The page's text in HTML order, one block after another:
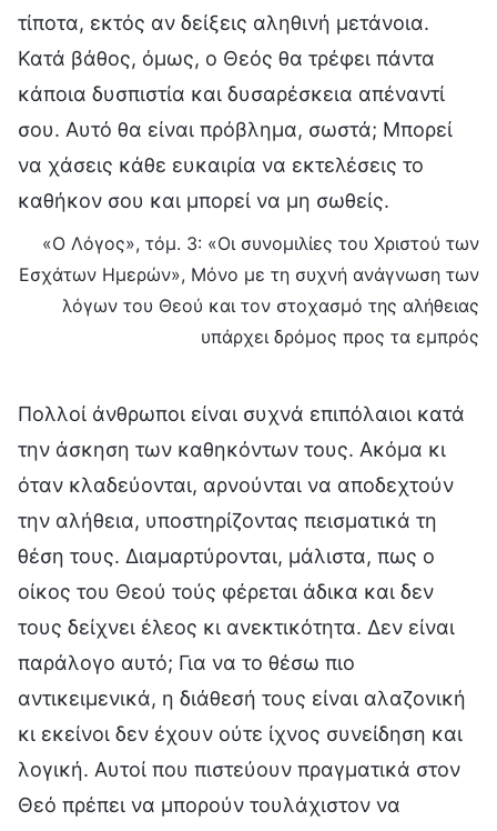
τίποτα, εκτός αν δείξεις αληθινή μετάνοια.
Κατά βάθος, όμως, ο Θεός θα τρέφει πάντα
κάποια δυσπιστία και δυσαρέσκεια απέναντί
σου. Αυτό θα είναι πρόβλημα, σωστά; Μπορεί
να χάσεις κάθε ευκαιρία να εκτελέσεις το
καθήκον σου και μπορεί να μη σωθείς.
«Ο Λόγος», τόμ. 3: «Οι συνομιλίες του Χριστού των
Εσχάτων Ημερών», Μόνο με τη συχνή ανάγνωση των
λόγων του Θεού και τον στοχασμό της αλήθειας
υπάρχει δρόμος προς τα εμπρός
Πολλοί άνθρωποι είναι συχνά επιπόλαιοι κατά
την άσκηση των καθηκόντων τους. Ακόμα κι
όταν κλαδεύονται, αρνούνται να αποδεχτούν
την αλήθεια, υποστηρίζοντας πεισματικά τη
θέση τους. Διαμαρτύρονται, μάλιστα, πως ο
οίκος του Θεού τούς φέρεται άδικα και δεν
τους δείχνει έλεος κι ανεκτικότητα. Δεν είναι
παράλογο αυτό; Για να το θέσω πιο
αντικειμενικά, η διάθεσή τους είναι αλαζονική
κι εκείνοι δεν έχουν ούτε ίχνος συνείδηση και
λογική. Αυτοί που πιστεύουν πραγματικά στον
Θεό πρέπει να μπορούν τουλάχιστον να